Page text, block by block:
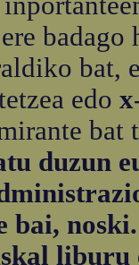
badago
bat,
edo x
bat
bai,
liburu